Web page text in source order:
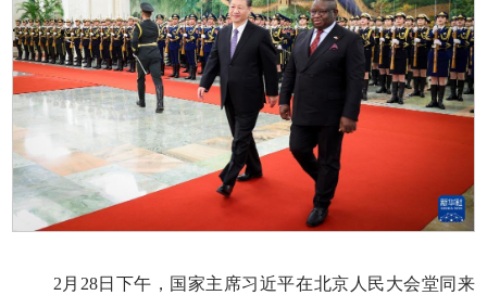
2月28日下午，国家主席习近平在北京人民大会堂同来